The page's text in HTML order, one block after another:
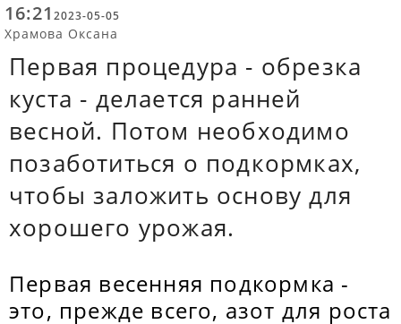
16:21 2023-05-05
Храмова Оксана
Первая процедура - обрезка
куста - делается ранней
весной. Потом необходимо
позаботиться о подкормках,
чтобы заложить основу для
хорошего урожая.
Первая весенняя подкормка -
это, прежде всего, азот для роста